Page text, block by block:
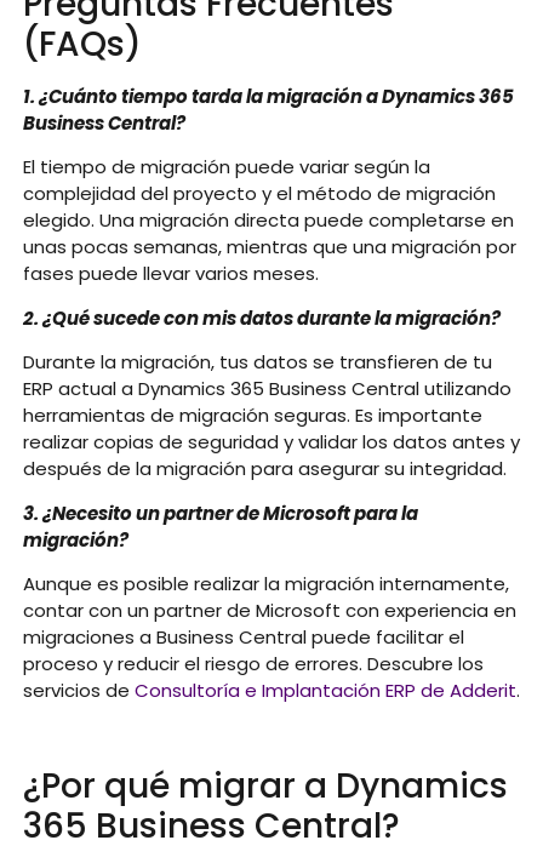
(FAQs)
1. ¿Cuánto tiempo tarda la migración a Dynamics 365
Business Central?
El tiempo de migración puede variar según la
complejidad del proyecto y el método de migración
elegido. Una migración directa puede completarse en
unas pocas semanas, mientras que una migración por
fases puede llevar varios meses.
2. ¿Qué sucede con mis datos durante la migración?
Durante la migración, tus datos se transfieren de tu
ERP actual a Dynamics 365 Business Central utilizando
herramientas de migración seguras. Es importante
realizar copias de seguridad y validar los datos antes y
después de la migración para asegurar su integridad.
3. ¿Necesito un partner de Microsoft para la
migración?
Aunque es posible realizar la migración internamente,
contar con un partner de Microsoft con experiencia en
migraciones a Business Central puede facilitar el
proceso y reducir el riesgo de errores. Descubre los
servicios de Consultoría e Implantación ERP de Adderit.
¿Por qué migrar a Dynamics
365 Business Central?